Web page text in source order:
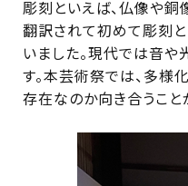
彫刻といえば、仏像や銅
翻訳されて初めて彫刻
いました。現代では音や
す。本芸術祭では、多様
存在なのか向き合うこと